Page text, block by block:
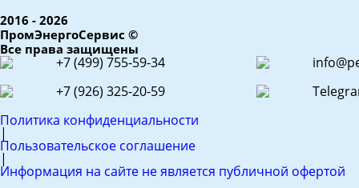
2016 - 2026
ПромЭнергоСервис ©
Все права защищены
+7 (499) 755-59-34
+7 (926) 325-20-59
Политика конфиденциальности
|
Пользовательское соглашение
|
Информация на сайте не является публичной офертой